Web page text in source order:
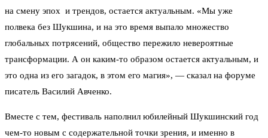
на смену эпох и трендов, остается актуальным. «Мы уже
полвека без Шукшина, и на это время выпало множество
глобальных потрясений, общество пережило невероятные
трансформации. А он каким-то образом остается актуальным, и
это одна из его загадок, в этом его магия», — сказал на форуме
писатель Василий Авченко.
Вместе с тем, фестиваль наполнил юбилейный Шукшинский год
чем-то новым с содержательной точки зрения, и именно в